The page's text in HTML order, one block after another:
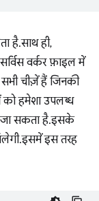
है. साथ ही,
वर्कर फ़ाइल में
चीज़ें हैं जिनकी
हमेशा उपलब्ध
जा सकता है. इसके
इसमें इस तरह